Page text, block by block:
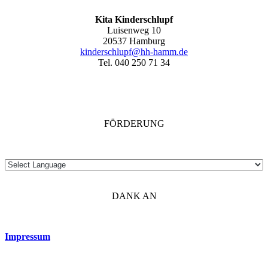
Kita Kinderschlupf
Luisenweg 10
20537 Hamburg
kinderschlupf@hh-hamm.de
Tel. 040 250 71 34
FÖRDERUNG
DANK AN
Impressum